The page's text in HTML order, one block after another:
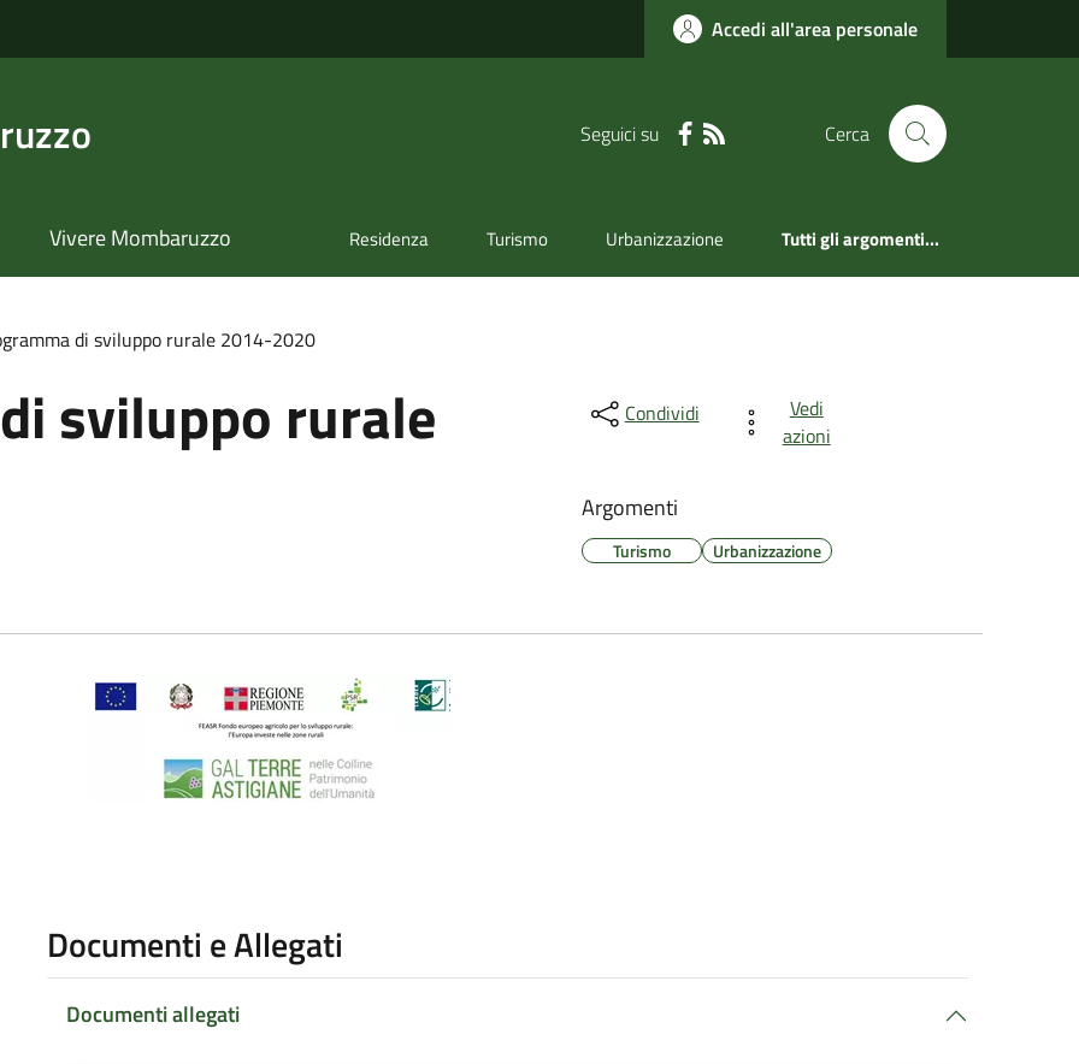
Accedi all'area personale
Seguici su Cerca
Vivere Mombaruzzo Residenza Turismo Urbanizzazione Tutti gli argomenti...
di sviluppo rurale 2014-2020
sviluppo rurale Condividi
Vedi
azioni
Argomenti
Turismo Urbanizzazione
Documenti e Allegati
Documenti allegati